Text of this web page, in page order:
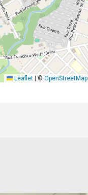
Leaflet © OpenStreetMap